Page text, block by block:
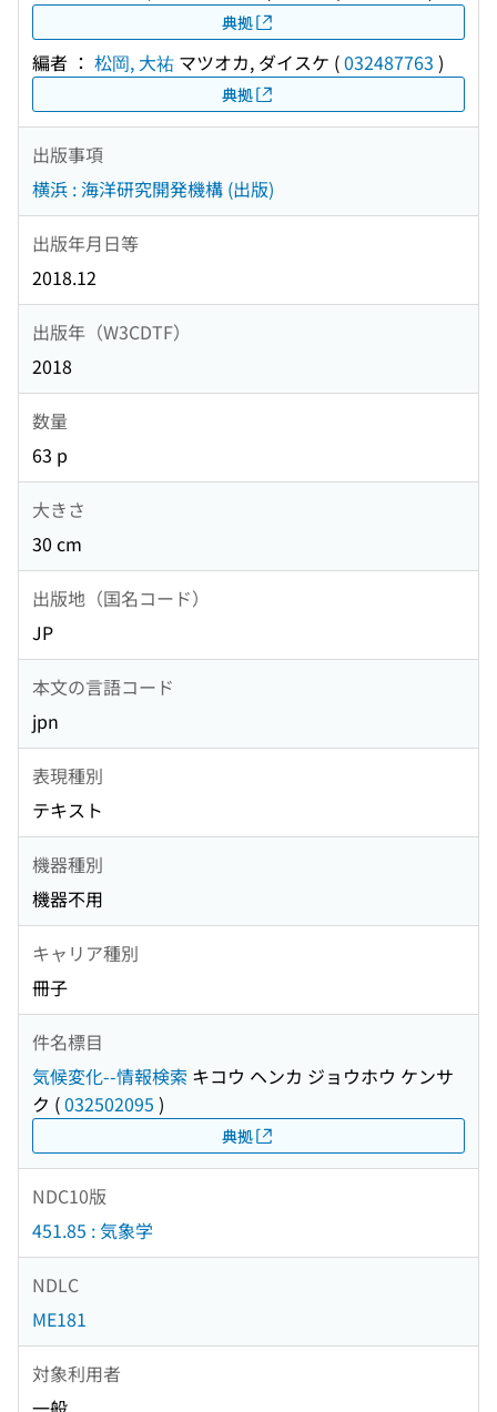
典拠
編者 ： 松岡, 大祐 マツオカ, ダイスケ (032487763 )
典拠
出版事項
横浜 : 海洋研究開発機構 (出版)
出版年月日等
2018.12
出版年（W3CDTF）
2018
数量
63 p
大きさ
30 cm
出版地（国名コード）
JP
本文の言語コード
jpn
表現種別
テキスト
機器種別
機器不用
キャリア種別
冊子
件名標目
気候変化--情報検索 キコウ ヘンカ ジョウホウ ケンサ
ク (032502095 )
典拠
NDC10版
451.85 : 気象学
NDLC
ME181
対象利用者